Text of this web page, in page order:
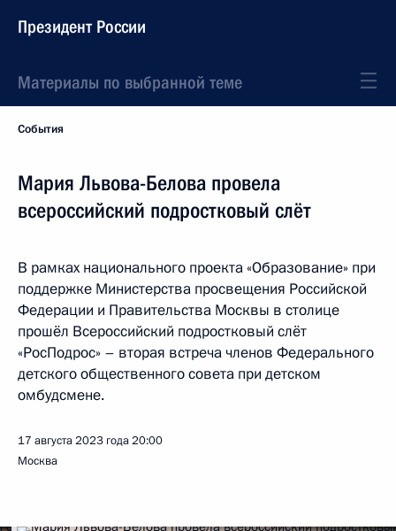
Президент России
Материалы по выбранной теме
События
Мария Львова-Белова провела
всероссийский подростковый слёт
В рамках национального проекта «Образование» при
поддержке Министерства просвещения Российской
Федерации и Правительства Москвы в столице
прошёл Всероссийский подростковый слёт
«РосПодрос» – вторая встреча членов Федерального
детского общественного совета при детском
омбудсмене.
17 августа 2023 года20:00
Москва